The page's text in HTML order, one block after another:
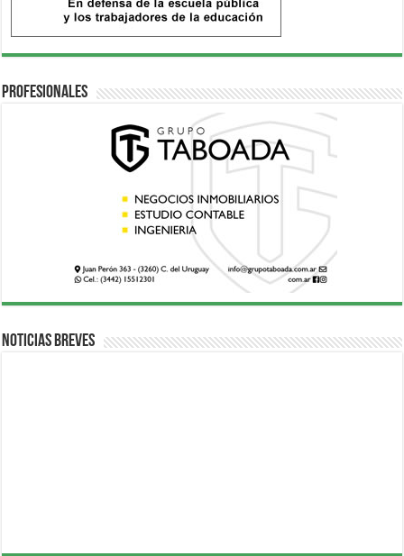
Profesionales
Noticias breves